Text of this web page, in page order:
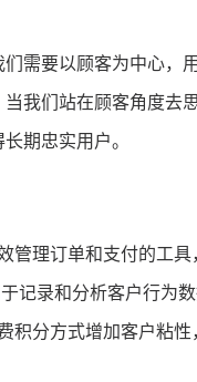
需要以顾客为中心，
我们站在顾客角度去
期忠实用户。
管理订单和支付的工具
记录和分析客户行为
积分方式增加客户粘